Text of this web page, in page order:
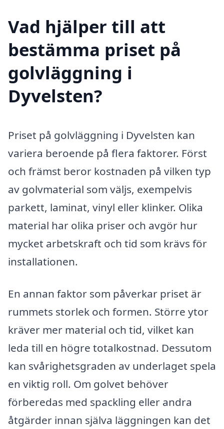
Vad hjälper till att
bestämma priset på
golvläggning i
Dyvelsten?
Priset på golvläggning i Dyvelsten kan
variera beroende på flera faktorer. Först
och främst beror kostnaden på vilken typ
av golvmaterial som väljs, exempelvis
parkett, laminat, vinyl eller klinker. Olika
material har olika priser och avgör hur
mycket arbetskraft och tid som krävs för
installationen.
En annan faktor som påverkar priset är
rummets storlek och formen. Större ytor
kräver mer material och tid, vilket kan
leda till en högre totalkostnad. Dessutom
kan svårighetsgraden av underlaget spela
en viktig roll. Om golvet behöver
förberedas med spackling eller andra
åtgärder innan själva läggningen kan det